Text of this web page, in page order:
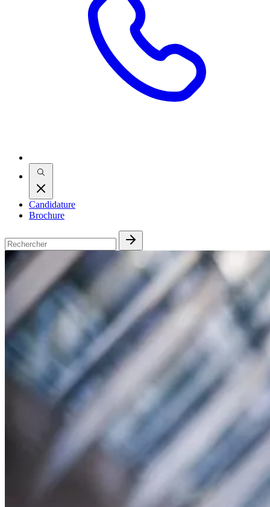
Candidature
Brochure